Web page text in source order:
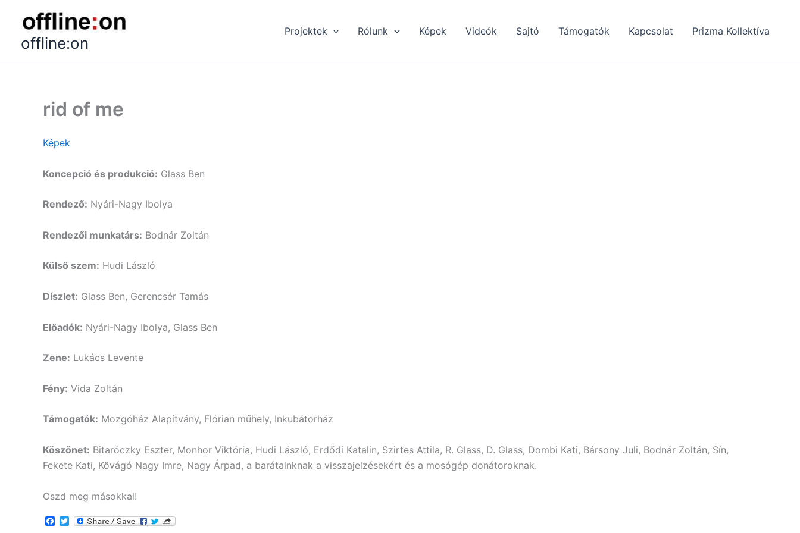
contentoffline:on
Projektek Rólunk Képek Videók Sajtó Támogatók Kapcsolat Prizma Kollektíva
rid of me
Képek
Koncepció és produkció: Glass Ben
Rendező: Nyári-Nagy Ibolya
Rendezői munkatárs: Bodnár Zoltán
Külső szem: Hudi László
Díszlet: Glass Ben, Gerencsér Tamás
Előadók: Nyári-Nagy Ibolya, Glass Ben
Zene: Lukács Levente
Fény: Vida Zoltán
Támogatók: Mozgóház Alapítvány, Flórian műhely, Inkubátorház
Köszönet: Bitaróczky Eszter, Monhor Viktória, Hudi László, Erdődi Katalin, Szirtes Attila, R. Glass, D. Glass, Dombi Kati, Bársony Juli, Bodnár Zoltán, Sín,
Fekete Kati, Kővágó Nagy Imre, Nagy Árpad, a barátainknak a visszajelzésekért és a mosógép donátoroknak.
Oszd meg másokkal!
F
T